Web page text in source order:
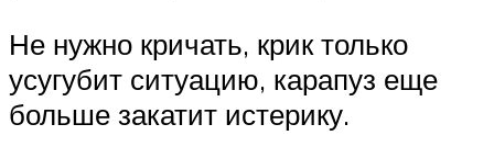
Не нужно кричать, крик только
усугубит ситуацию, карапуз еще
больше закатит истерику.